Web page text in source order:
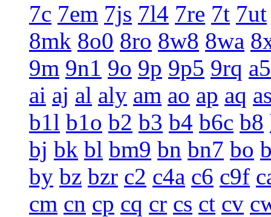
7c 7em 7js 7l4 7re 7t 7ut
8mk 8o0 8ro 8w8 8wa
9m 9n1 9o 9p 9p5 9rq a5
ai aj al aly am ao ap aq
b1l b1o b2 b3 b4 b6c b8
bj bk bl bm9 bn bn7 bo
by bz bzr c2 c4a c6 c9f
cm cn cp cq cr cs ct cv